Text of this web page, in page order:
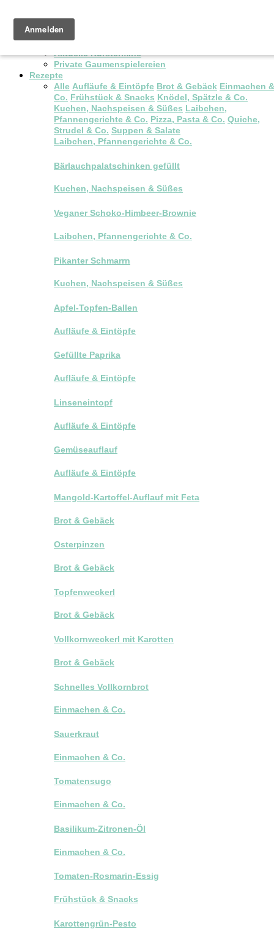
Pop-up Brunch
Kochkurse & Workshops
Aktuelle Kurstermine
Private Gaumenspielereien
Rezepte
Alle Aufläufe & Eintöpfe Brot & Gebäck Einmachen &
Co. Frühstück & Snacks Knödel, Spätzle & Co.
Kuchen, Nachspeisen & Süßes Laibchen,
Pfannengerichte & Co. Pizza, Pasta & Co. Quiche,
Strudel & Co. Suppen & Salate
Laibchen, Pfannengerichte & Co.
Bärlauchpalatschinken gefüllt
Kuchen, Nachspeisen & Süßes
Veganer Schoko-Himbeer-Brownie
Laibchen, Pfannengerichte & Co.
Pikanter Schmarrn
Kuchen, Nachspeisen & Süßes
Apfel-Topfen-Ballen
Aufläufe & Eintöpfe
Gefüllte Paprika
Aufläufe & Eintöpfe
Linseneintopf
Aufläufe & Eintöpfe
Gemüseauflauf
Aufläufe & Eintöpfe
Mangold-Kartoffel-Auflauf mit Feta
Brot & Gebäck
Osterpinzen
Brot & Gebäck
Topfenweckerl
Brot & Gebäck
Vollkornweckerl mit Karotten
Brot & Gebäck
Schnelles Vollkornbrot
Einmachen & Co.
Sauerkraut
Einmachen & Co.
Tomatensugo
Einmachen & Co.
Basilikum-Zitronen-Öl
Einmachen & Co.
Tomaten-Rosmarin-Essig
Frühstück & Snacks
Karottengrün-Pesto